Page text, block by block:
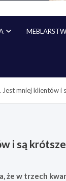
mniej klientów i
i są
że w trzech